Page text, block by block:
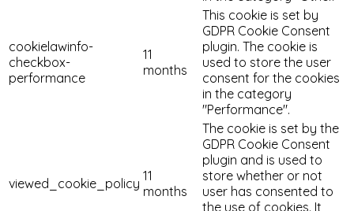
cookielawinfo-
checkbox-
performance
11
months
This cookie is set by
GDPR Cookie Consent
plugin. The cookie is
used to store the user
consent for the cookies
in the category
"Performance".
viewed_cookie_policy 11
months
The cookie is set by the
GDPR Cookie Consent
plugin and is used to
store whether or not
user has consented to
the use of cookies. It